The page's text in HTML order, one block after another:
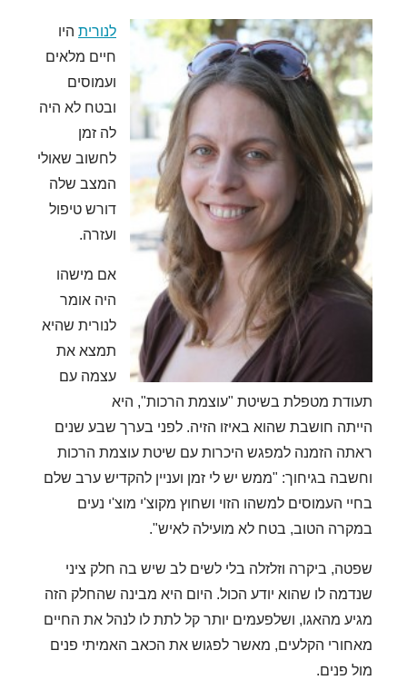
לנורית היו
חיים מלאים
ועמוסים
ובטח לא היה
לה זמן
לחשוב שאולי
המצב שלה
דורש טיפול
ועזרה.
אם מישהו
היה אומר
לנורית שהיא
תמצא את
עצמה עם
תעודת מטפלת בשיטת "עוצמת הרכות", היא
הייתה חושבת שהוא באיזו הזיה. לפני בערך שבע שנים
ראתה הזמנה למפגש היכרות עם שיטת עוצמת הרכות
וחשבה בגיחוך: "ממש יש לי זמן ועניין להקדיש ערב שלם
בחיי העמוסים למשהו הזוי ושחוץ מקוצ'י מוצ'י נעים
במקרה הטוב, בטח לא מועילה לאיש".
שפטה, ביקרה וזלזלה בלי לשים לב שיש בה חלק ציני
שנדמה לו שהוא יודע הכול. היום היא מבינה שהחלק הזה
מגיע מהאגו, ושלפעמים יותר קל לתת לו לנהל את החיים
מאחורי הקלעים, מאשר לפגוש את הכאב האמיתי פנים
מול פנים.